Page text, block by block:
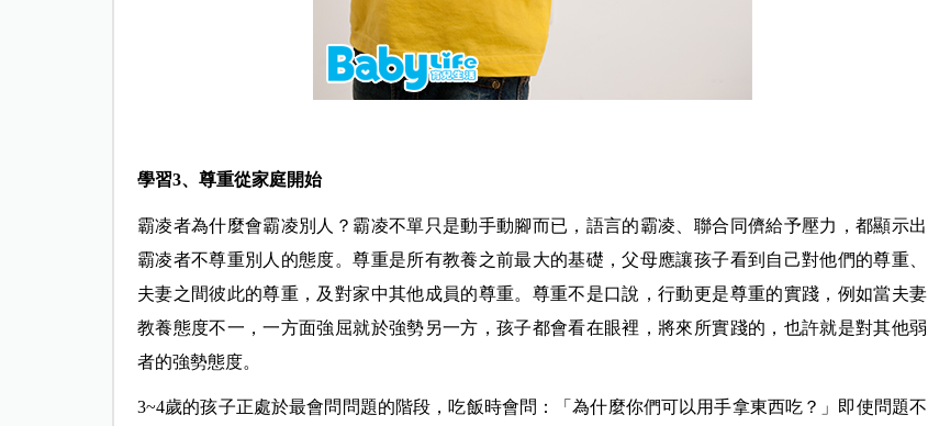
學習3、尊重從家庭開始
霸凌者為什麼會霸凌別人？霸凌不單只是動手動腳而已，語言的霸凌、聯合同儕給予壓力，都顯示出
霸凌者不尊重別人的態度。尊重是所有教養之前最大的基礎，父母應讓孩子看到自己對他們的尊重、
夫妻之間彼此的尊重，及對家中其他成員的尊重。尊重不是口說，行動更是尊重的實踐，例如當夫妻
教養態度不一，一方面強屈就於強勢另一方，孩子都會看在眼裡，將來所實踐的，也許就是對其他弱
者的強勢態度。
3~4歲的孩子正處於最會問問題的階段，吃飯時會問：「為什麼你們可以用手拿東西吃？」即使問題不